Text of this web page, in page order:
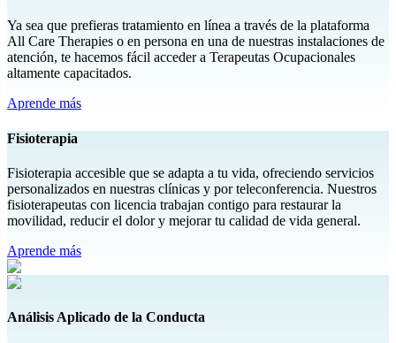
Ya sea que prefieras tratamiento en línea a través de la plataforma
All Care Therapies o en persona en una de nuestras instalaciones de
atención, te hacemos fácil acceder a Terapeutas Ocupacionales
altamente capacitados.
Aprende más
Fisioterapia
Fisioterapia accesible que se adapta a tu vida, ofreciendo servicios
personalizados en nuestras clínicas y por teleconferencia. Nuestros
fisioterapeutas con licencia trabajan contigo para restaurar la
movilidad, reducir el dolor y mejorar tu calidad de vida general.
Aprende más
Análisis Aplicado de la Conducta